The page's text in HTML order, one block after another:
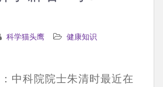
科学猫头鹰 健康知识
中科院院士朱清时最近在